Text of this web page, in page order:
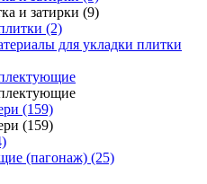
и затирки (9)
(2)
для укладки плитки
(159)
(159)
(пагонаж) (25)